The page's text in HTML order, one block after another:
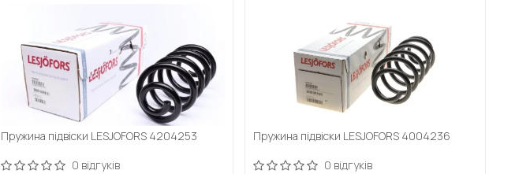
Пружина підвіски LESJOFORS 4204253
0 відгуків
Пружина підвіски LESJOFORS 4004236
0 відгуків